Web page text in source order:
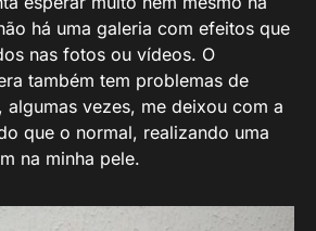
há uma galeria com efeitos que
nas fotos ou vídeos. O
também tem problemas de
vezes, me deixou com a
que o normal, realizando uma
na minha pele.